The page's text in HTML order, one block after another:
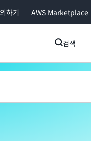
하기 AWS Marketplace
검색